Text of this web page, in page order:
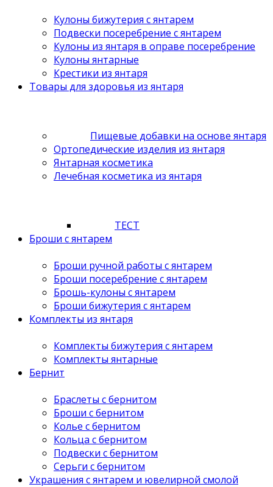
Кулоны бижутерия с янтарем
Подвески посеребрение с янтарем
Кулоны из янтаря в оправе посеребрение
Кулоны янтарные
Крестики из янтаря
Товары для здоровья из янтаря
Пищевые добавки на основе янтаря
Ортопедические изделия из янтаря
Янтарная косметика
Лечебная косметика из янтаря
ТЕСТ
Броши с янтарем
Броши ручной работы с янтарем
Броши посеребрение с янтарем
Брошь-кулоны с янтарем
Броши бижутерия с янтарем
Комплекты из янтаря
Комплекты бижутерия с янтарем
Комплекты янтарные
Бернит
Браслеты с бернитом
Броши с бернитом
Колье с бернитом
Кольца с бернитом
Подвески с бернитом
Серьги с бернитом
Украшения с янтарем и ювелирной смолой